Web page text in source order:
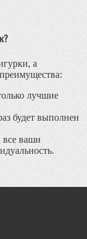
а
лучшие
будет выполнен
ваши